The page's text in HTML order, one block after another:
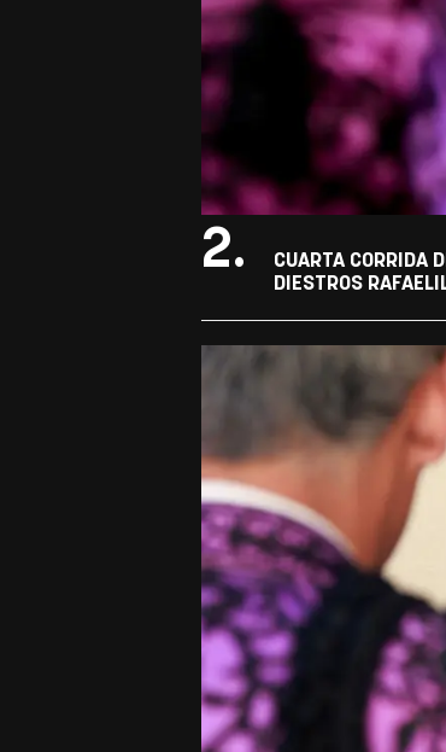
2.
CUARTA CORRIDA
DIESTROS